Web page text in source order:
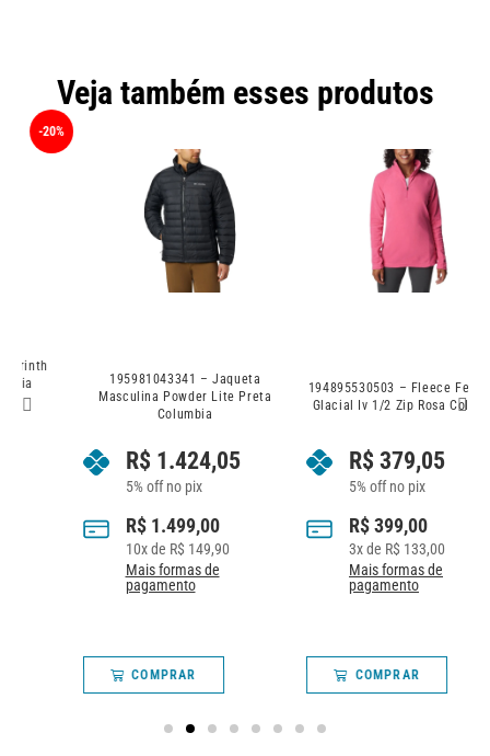
Veja também esses produtos
195981043341 – Jaqueta
Masculina Powder Lite Preta
Columbia
R$1.424,05
5% off no pix
R$1.499,00
R$149,90
Mais formas de
pagamento
COMPRAR
194895530503 – Fleece Feminino
Glacial Iv 1/2 Zip Rosa Columbia
R$379,05
5% off no pix
R$399,00
133,00
Mais formas de
pagamento
COMPRAR